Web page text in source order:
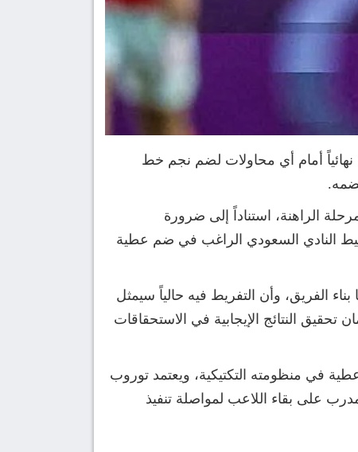
نهائياً أمام أي محاولات لضم نجم خط
الراهنة، استناداً إلى ضرورة
وسيط النادي السعودي الراغب في ضم عطية
الفريق، وأن التفريط فيه حالياً سيمثل
النتائج الإيجابية في الاستحقاقات
في منظومته التكتيكية، ويعتمد توروب
على بقاء اللاعب لمواصلة تنفيذ